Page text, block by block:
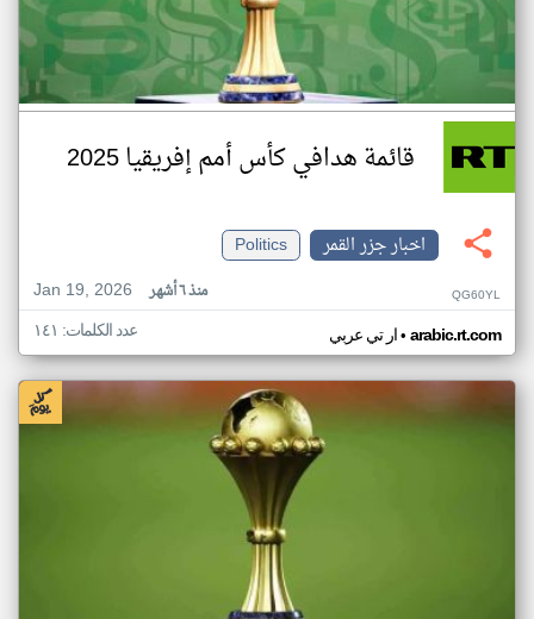
قائمة هدافي كأس أمم إفريقيا 2025
اخبار جزر القمر
Politics
Jan 19, 2026
منذ ٦ أشهر QG60YL
ار تي عربي• arabic.rt.com عدد الكلمات: ١٤١